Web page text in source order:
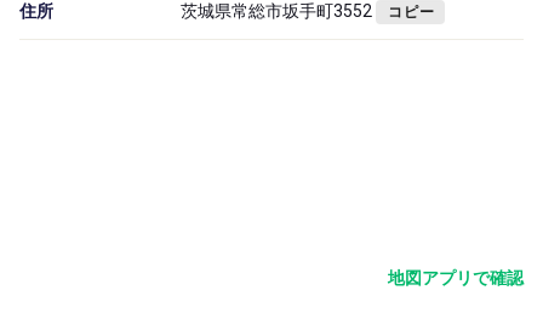
住所 茨城県常総市坂手町3552 コピー
地図アプリで確認